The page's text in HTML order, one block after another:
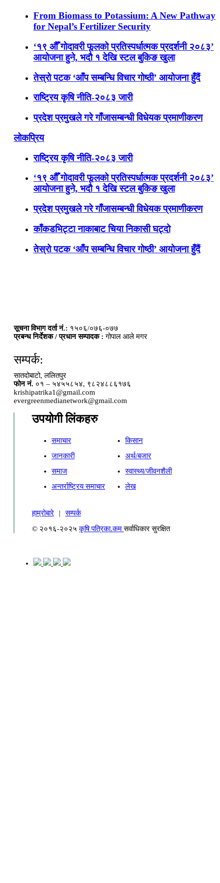
From Biomass to Potassium: A New Pathway
for Nepal’s Fertilizer Security
‘१९ औँ गोदावरी फूलको प्रतिस्पर्धात्मक प्रदर्शनी २०८३’
आयोजना हुने, भदौ १ देखि स्टल बुकिङ खुला
तेस्रो पटक ‘आँप सम्बन्धि विचार गोष्ठी’ आयोजना हुँदैं
राष्ट्रिय कृषि नीति-२०८३ जारी
प्रदेश प्रमुखले गरे गाँजासम्बन्धी विधेयक प्रमाणीकरण
लोकप्रिय
राष्ट्रिय कृषि नीति-२०८३ जारी
‘१९ औँ गोदावरी फूलको प्रतिस्पर्धात्मक प्रदर्शनी २०८३’
आयोजना हुने, भदौ १ देखि स्टल बुकिङ खुला
प्रदेश प्रमुखले गरे गाँजासम्बन्धी विधेयक प्रमाणीकरण
काँकडभिट्टा नाकाबाट चिया निकासी घट्दो
तेस्रो पटक ‘आँप सम्बन्धि विचार गोष्ठी’ आयोजना हुँदैं
सूचना विभाग दर्ता नं.: १५०६/०७६-०७७
प्रबन्ध निर्देशक / प्रधान सम्पादक : गोपाल आले मगर
सम्पर्क:
सातदोबाटो, ललितपुर
फोन नं. ०१ – ५४५५८५४, ९८२४८८६१७६
krishipatrika1@gmail.com
evergreenmedianetwork@gmail.com
उपयोगी लिंकहरु
समाचार
किसान
जानकारी
अर्थ/बजार
समाज
स्वास्थ्य/जीवनशैली
अन्तर्राष्ट्रिय समाचार
लेख
हाम्रोबारे |
सम्पर्क
© २०१६-२०२५कृषि पत्रिका.कमसर्वाधिकार सुरक्षित